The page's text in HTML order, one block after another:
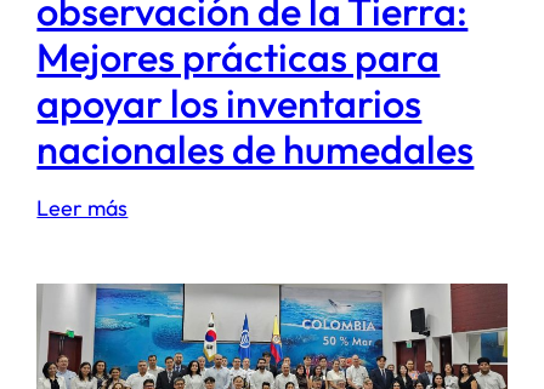
observación de la Tierra:
Mejores prácticas para
apoyar los inventarios
nacionales de humedales
Leer más
de
formación
–